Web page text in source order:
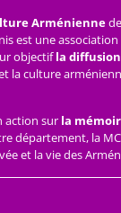
Arménienne
est une
objectifla diffusion
la culture
action sur la
département, la
et la vie des